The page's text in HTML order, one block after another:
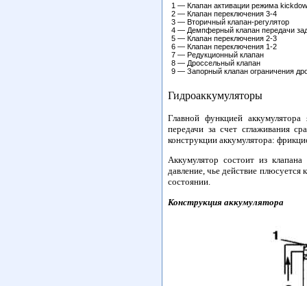
1 — Клапан активации режима
2 — Клапан переключения 3-4
3 — Вторичный клапан-регулятор
4 — Демпферный клапан передачи
5 — Клапан переключения 2-3
6 — Клапан переключения 1-2
7 — Редукционный клапан
8 — Дроссельный клапан
9 — Запорный клапан ограничения
Гидроаккумуляторы
Главной функцией
передачи за счет сглаживания
конструкции аккумулятора:
Аккумулятор состоит из
давление, чье действие
состоянии.
Конструкция аккумулятора